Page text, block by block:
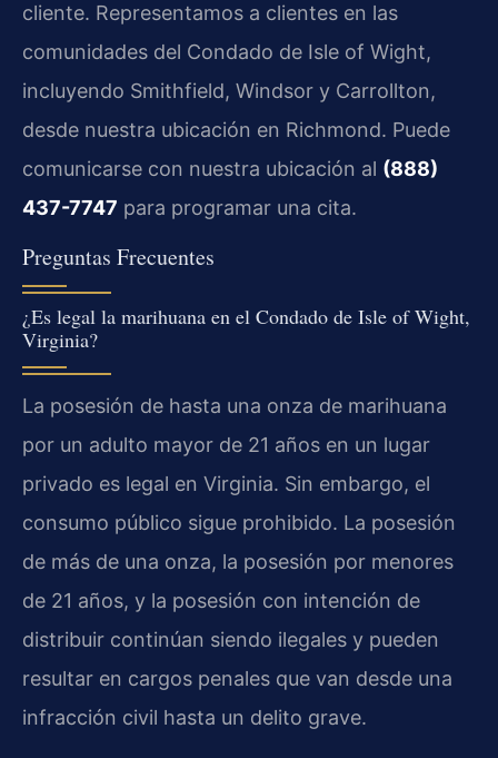
cliente. Representamos a clientes en las
comunidades del Condado de Isle of Wight,
incluyendo Smithfield, Windsor y Carrollton,
desde nuestra ubicación en Richmond. Puede
comunicarse con nuestra ubicación al (888)
437-7747 para programar una cita.
Preguntas Frecuentes
¿Es legal la marihuana en el Condado de Isle of Wight,
Virginia?
La posesión de hasta una onza de marihuana
por un adulto mayor de 21 años en un lugar
privado es legal en Virginia. Sin embargo, el
consumo público sigue prohibido. La posesión
de más de una onza, la posesión por menores
de 21 años, y la posesión con intención de
distribuir continúan siendo ilegales y pueden
resultar en cargos penales que van desde una
infracción civil hasta un delito grave.